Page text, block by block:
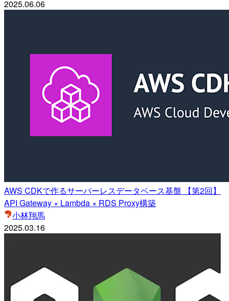
2025.06.06
AWS CDKで作るサーバーレスデータベース基盤 【第2回】
API Gateway × Lambda × RDS Proxy構築
小林翔馬
2025.03.16